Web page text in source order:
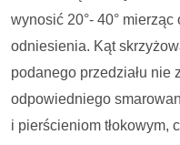
wynosić 20°- 40°
odniesienia. Kąt
podanego przedziału nie
odpowiedniego
i pierścieniom tłokowym,